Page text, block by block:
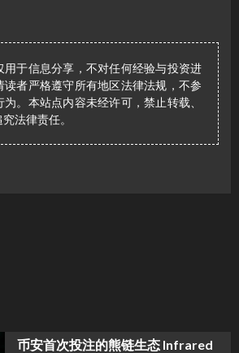
用于信息分享，不对任何经验与投资进
读者严格遵守所有地区法律法规，不参
。本站点内容未经许可，禁止转载、
法律责任。
币安首次投注的熊链生态 Infrared